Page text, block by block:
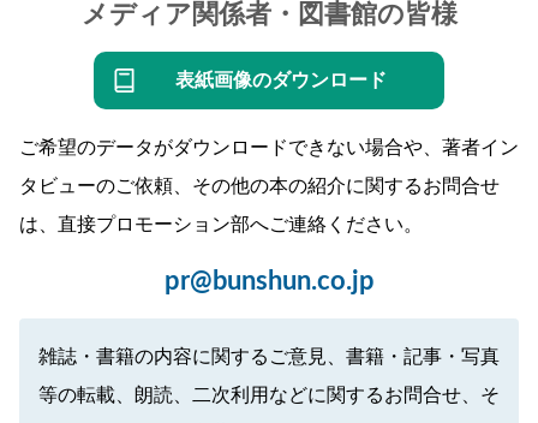
メディア関係者・図書館の皆様
表紙画像のダウンロード
ご希望のデータがダウンロードできない場合や、著者イン
タビューのご依頼、その他の本の紹介に関するお問合せ
は、直接プロモーション部へご連絡ください。
pr@bunshun.co.jp
雑誌・書籍の内容に関するご意見、書籍・記事・写真
等の転載、朗読、二次利用などに関するお問合せ、そ